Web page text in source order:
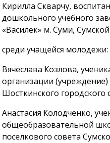
Кирилла Скварчу,
дошкольного учебного
«Василек» м. Суми,
среди учащейся молодежи:
Вячеслава Козлова,
организации
Шосткинского городского
Анастасия Колодченко,
общеобразовательной
поселкового совета